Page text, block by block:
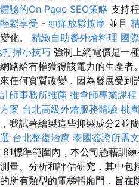
驗的On Page SEO策略 支持
鬆享受 - 頭痛放鬆按摩 並且
化。 精緻自助餐外燴料理 國
打掃小技巧 強制上網電價是一
路給有權獲得該電力的生產
任何實質改變，因為發展受到
師事務所推薦 推拿師專業課程
案 台北高級外燴服務體驗 桃
我試著繪製這些抑製成分2並
台北整復治療 泰國簽證所需
81標準範圍內，本公司憑藉訓
量、分析和評估研究，其中
所有類型的電梯轎廂門，旨在